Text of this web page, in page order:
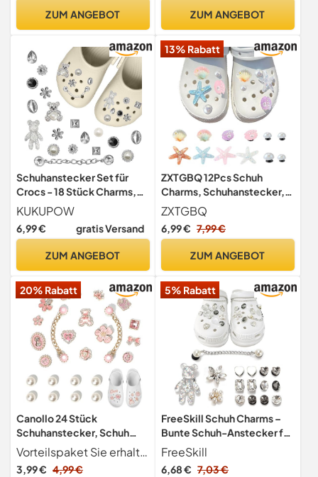
ZUM ANGEBOT ZUM ANGEBOT
Schuhanstecker Set für
Crocs - 18 Stück Charms,
DIY Bling Pins, PVC
Schuhanhänger für
Mädchen, Frauen und
KUKUPOW
6,99 € gratis Versand
ZUM ANGEBOT
13% Rabatt
ZXTGBQ 12Pcs Schuh
Charms, Schuhanstecker,
Shoe Charms,
Sommerfrische
Strandschuh Clogs Charm,
ZXTGBQ
6,99 € 7,99 €
ZUM ANGEBOT
20% Rabatt
Canollo 24 Stück
Schuhanstecker, Schuh
Charms, Blumen
Schuhschmuck, Perle
Vorteilspaket Sie erhalten 24 Stück Schuhanhängern. Dieses Set bietet eine Vielzahl von Designs wie Perlen, Blumen, Herzen und Ketten usw. Diese Schuhaccessoires können gemischt und kombiniert werden, um einen einzigartigen Stil zu kreieren und Ihre Schuhe einzigartig zu machen
3,99 € 4,99 €
5% Rabatt
FreeSkill Schuh Charms –
Bunte Schuh-Anstecker für
Kinder & Damen, PVC-
Stecker Set zur
FreeSkill
6,68 € 7,03 €